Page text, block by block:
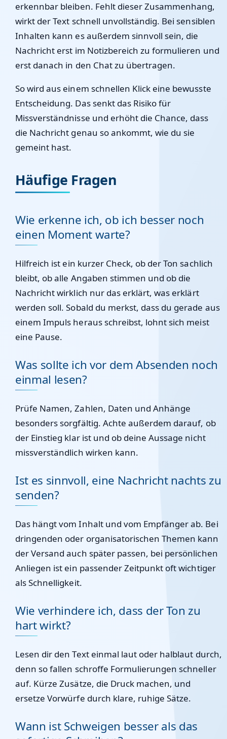
erkennbar bleiben. Fehlt dieser Zusammenhang,
wirkt der Text schnell unvollständig. Bei sensiblen
Inhalten kann es außerdem sinnvoll sein, die
Nachricht erst im Notizbereich zu formulieren und
erst danach in den Chat zu übertragen.
So wird aus einem schnellen Klick eine bewusste
Entscheidung. Das senkt das Risiko für
Missverständnisse und erhöht die Chance, dass
die Nachricht genau so ankommt, wie du sie
gemeint hast.
Häufige Fragen
Wie erkenne ich, ob ich besser noch
einen Moment warte?
Hilfreich ist ein kurzer Check, ob der Ton sachlich
bleibt, ob alle Angaben stimmen und ob die
Nachricht wirklich nur das erklärt, was erklärt
werden soll. Sobald du merkst, dass du gerade aus
einem Impuls heraus schreibst, lohnt sich meist
eine Pause.
Was sollte ich vor dem Absenden noch
einmal lesen?
Prüfe Namen, Zahlen, Daten und Anhänge
besonders sorgfältig. Achte außerdem darauf, ob
der Einstieg klar ist und ob deine Aussage nicht
missverständlich wirken kann.
Ist es sinnvoll, eine Nachricht nachts zu
senden?
Das hängt vom Inhalt und vom Empfänger ab. Bei
dringenden oder organisatorischen Themen kann
der Versand auch später passen, bei persönlichen
Anliegen ist ein passender Zeitpunkt oft wichtiger
als Schnelligkeit.
Wie verhindere ich, dass der Ton zu
hart wirkt?
Lesen dir den Text einmal laut oder halblaut durch,
denn so fallen schroffe Formulierungen schneller
auf. Kürze Zusätze, die Druck machen, und
ersetze Vorwürfe durch klare, ruhige Sätze.
Wann ist Schweigen besser als das